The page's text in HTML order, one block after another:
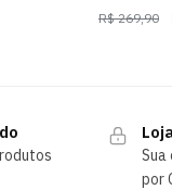
R$269,90
por